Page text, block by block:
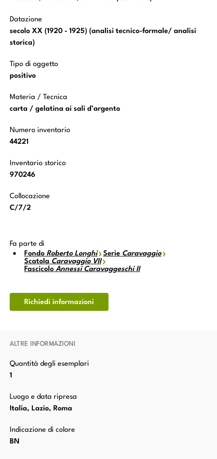
Datazione
secolo XX (1920 - 1925) (analisi tecnico-formale/ analisi
storica)
Tipo di oggetto
positivo
Materia / Tecnica
carta / gelatina ai sali d’argento
Numero inventario
44221
Inventario storico
970246
Collocazione
C/7/2
Fa parte di
Fondo Roberto Longhi Serie Caravaggio
Scatola Caravaggio VII
Fascicolo Annessi Caravaggeschi II
Richiedi informazioni
ALTRE INFORMAZIONI
Quantità degli esemplari
1
Luogo e data ripresa
Italia, Lazio, Roma
Indicazione di colore
BN